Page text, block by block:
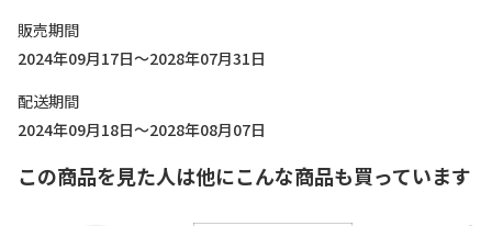
販売期間
2024年09月17日～2028年07月31日
配送期間
2024年09月18日～2028年08月07日
この商品を見た人は他にこんな商品も買っています